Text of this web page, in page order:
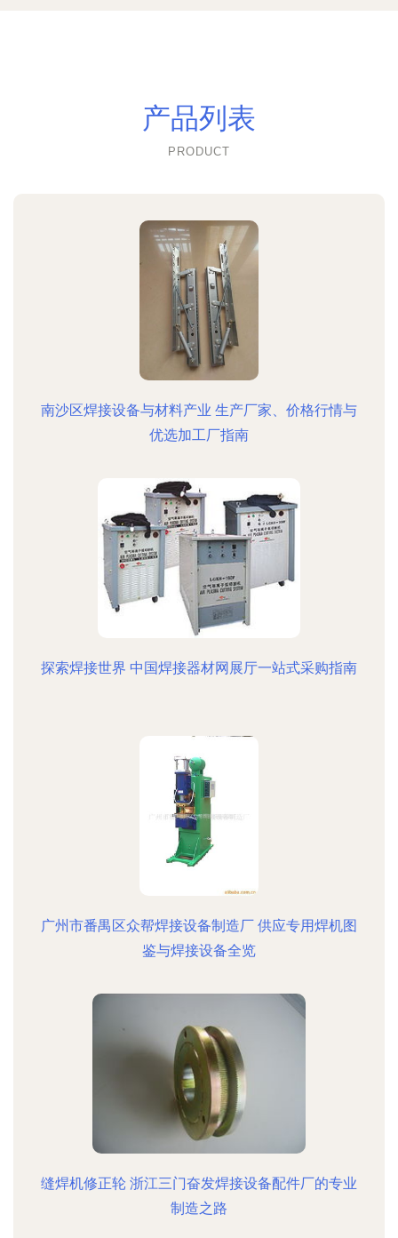
产品列表
PRODUCT
南沙区焊接设备与材料产业 生产厂家、价格行情与
优选加工厂指南
探索焊接世界 中国焊接器材网展厅一站式采购指南
广州市番禺区众帮焊接设备制造厂 供应专用焊机图
鉴与焊接设备全览
缝焊机修正轮 浙江三门奋发焊接设备配件厂的专业
制造之路